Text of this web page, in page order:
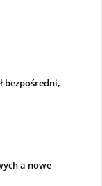
bezpośredni,
a nowe